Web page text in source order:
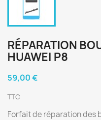
RÉPARATION
HUAWEI P8
59,00 €
TTC
Forfait de réparation des